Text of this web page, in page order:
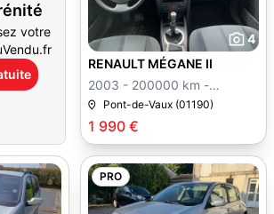
votre
4
1 990 €
RENAULT MÉGANE II
2003 - 200000 km -
Manuelle
Pont-de-Vaux (01190)
PRO